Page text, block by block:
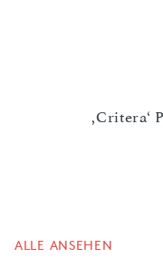
,Critera‘
ALLE ANSEHEN